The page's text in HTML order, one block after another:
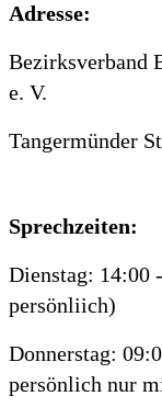
Adresse:
Bezirksverband
e. V.
Tangermünder
Sprechzeiten:
Dienstag: 14:00
persönliich)
Donnerstag:
persönlich nur